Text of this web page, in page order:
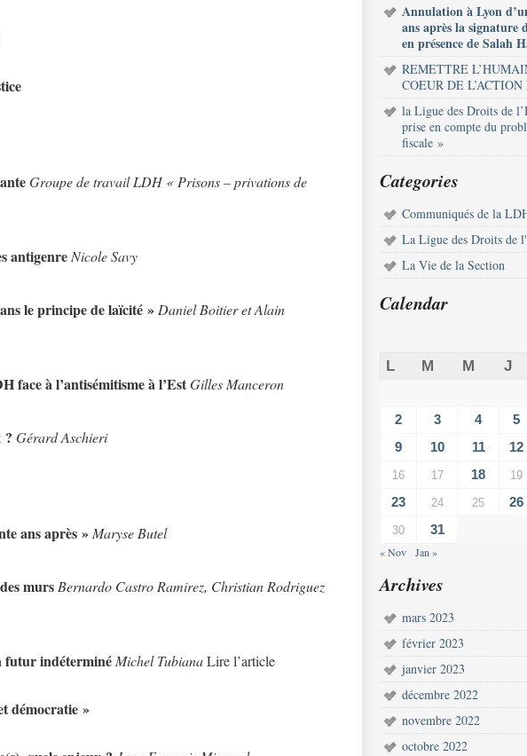
Groupe de travail LDH « Prisons – privations de
antigenre Nicole Savy
le principe de laïcité » Daniel Boitier et Alain
face à l’antisémitisme à l’EstGilles Manceron
? Gérard Aschieri
ans après » Maryse Butel
murs Bernardo Castro Ramirez, Christian Rodriguez
futur indéterminé Michel TubianaLire l’article
démocratie »
Annulation à Lyon
ans après la signature
en présence de Salah
REMETTRE
COEUR DE
la Ligue des Droits de
prise en compte du
fiscale »
Categories
Communiqués de la
La Ligue des Droits de
La Vie de la Section
Calendar
L M M J
2 3 4 5
9 10 11 12
16 17 18 19
23 24 25 26
30 31
« Nov Jan »
Archives
mars 2023
février 2023
janvier 2023
décembre 2022
novembre 2022
octobre 2022